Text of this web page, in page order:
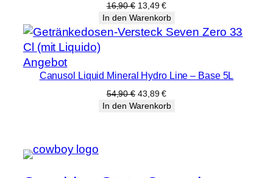
Angebot16,90€ Ursprünglicher
Preis
war:
16,90 €
13,49€Aktueller
Preis
ist:
13,49 €.
In den Warenkorb
AngebotProdukt
im
Angebot
Canusol Liquid Mineral Hydro Line – Base 5L
54,90€ Ursprünglicher
Preis
43,89€Aktueller
Preis
In den Warenkorb